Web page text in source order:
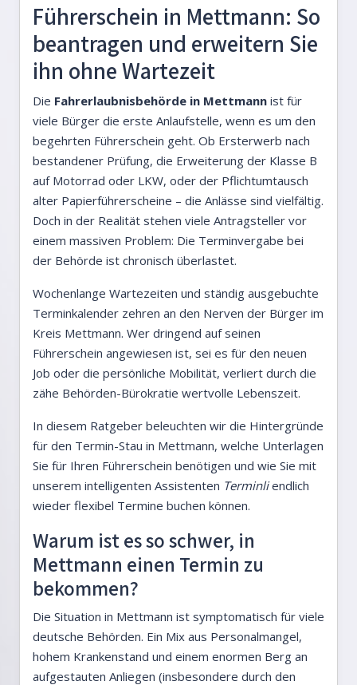
Führerschein in Mettmann: So
beantragen und erweitern Sie
ihn ohne Wartezeit
Die Fahrerlaubnisbehörde in Mettmann ist für
viele Bürger die erste Anlaufstelle, wenn es um den
begehrten Führerschein geht. Ob Ersterwerb nach
bestandener Prüfung, die Erweiterung der Klasse B
auf Motorrad oder LKW, oder der Pflichtumtausch
alter Papierführerscheine – die Anlässe sind vielfältig.
Doch in der Realität stehen viele Antragsteller vor
einem massiven Problem: Die Terminvergabe bei
der Behörde ist chronisch überlastet.
Wochenlange Wartezeiten und ständig ausgebuchte
Terminkalender zehren an den Nerven der Bürger im
Kreis Mettmann. Wer dringend auf seinen
Führerschein angewiesen ist, sei es für den neuen
Job oder die persönliche Mobilität, verliert durch die
zähe Behörden-Bürokratie wertvolle Lebenszeit.
In diesem Ratgeber beleuchten wir die Hintergründe
für den Termin-Stau in Mettmann, welche Unterlagen
Sie für Ihren Führerschein benötigen und wie Sie mit
unserem intelligenten Assistenten Terminliendlich
wieder flexibel Termine buchen können.
Warum ist es so schwer, in
Mettmann einen Termin zu
bekommen?
Die Situation in Mettmann ist symptomatisch für viele
deutsche Behörden. Ein Mix aus Personalmangel,
hohem Krankenstand und einem enormen Berg an
aufgestauten Anliegen (insbesondere durch den